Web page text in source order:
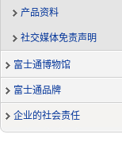
产品资料
社交媒体免责声明
富士通博物馆
富士通品牌
企业的社会责任